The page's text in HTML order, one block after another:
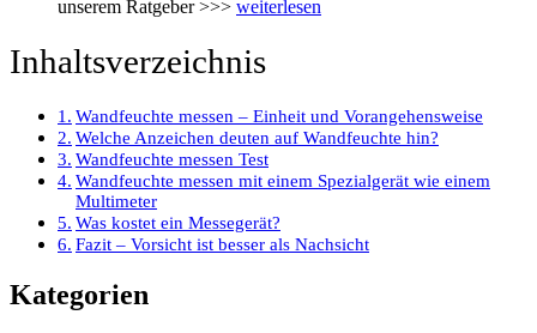
unserem Ratgeber >>> weiterlesen
Inhaltsverzeichnis
Wandfeuchte messen – Einheit und Vorangehensweise
Welche Anzeichen deuten auf Wandfeuchte hin?
Wandfeuchte messen Test
Wandfeuchte messen mit einem Spezialgerät wie einem
Multimeter
Was kostet ein Messegerät?
Fazit – Vorsicht ist besser als Nachsicht
Kategorien